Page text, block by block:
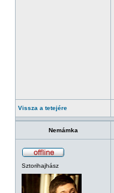
Vissza a tetejére
Nemámka
Sztorihajhász